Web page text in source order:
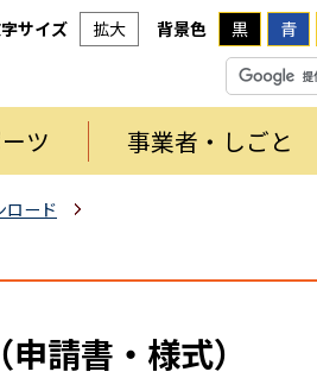
サイズ 拡大 背景色 黒 青
ツ 事業者・しごと
ロード
請書・様式）